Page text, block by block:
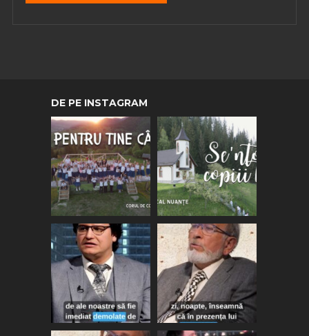
DE PE INSTAGRAM